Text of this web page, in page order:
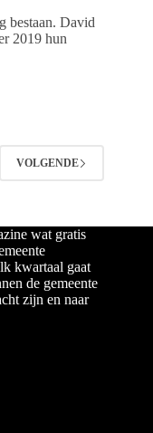
bestaan. David
2019 hun
VOLGENDE
wat gratis
kwartaal gaat
de gemeente
zijn en naar